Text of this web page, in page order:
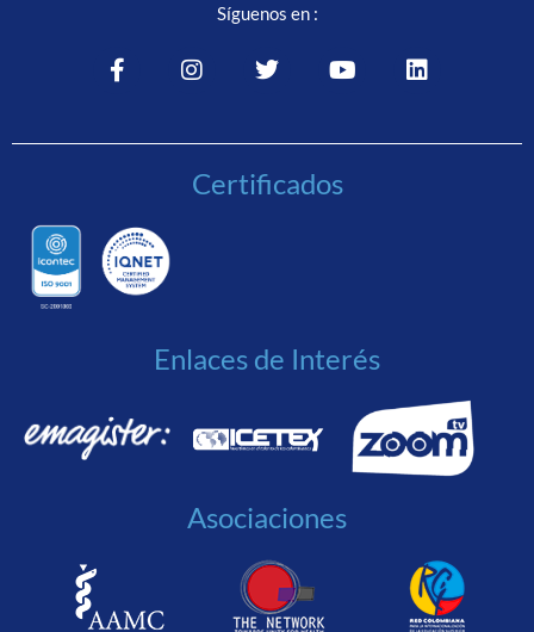
Síguenos en :
Certificados
Enlaces de Interés
Asociaciones